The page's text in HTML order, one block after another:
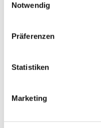
Notwendig
Präferenzen
Statistiken
Marketing
Steuersatz
steuerfreien
ergibt.
Nachbarland